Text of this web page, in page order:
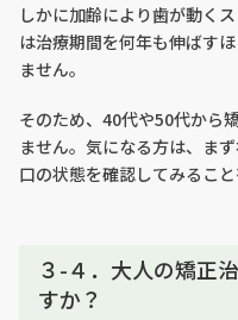
しかに加齢により歯が動く
は治療期間を何年も伸ばす
ません。
そのため、40代や50代から
ません。気になる方は、ま
口の状態を確認してみること
３-４．大人の矯正
すか？